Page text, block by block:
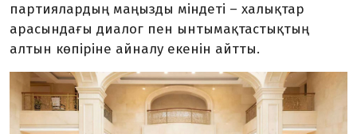
партиялардың маңызды міндеті – халықтар
арасындағы диалог пен ынтымақтастықтың
алтын көпіріне айналу екенін айтты.